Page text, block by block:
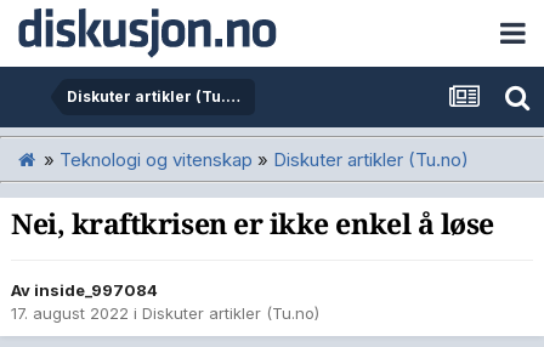
Diskuter artikler (Tu.no)
» Teknologi og vitenskap » Diskuter artikler (Tu.no)
Nei, kraftkrisen er ikke enkel å løse
Av inside_997084
17. august 2022 i Diskuter artikler (Tu.no)